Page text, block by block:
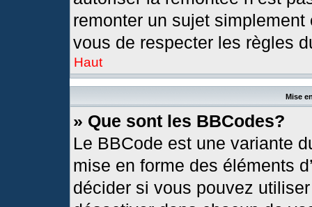
remonter un sujet
vous de respecter les règles
Haut
Mise
» Que sont les BBCodes?
Le BBCode est une variante
mise en forme des éléments
décider si vous pouvez